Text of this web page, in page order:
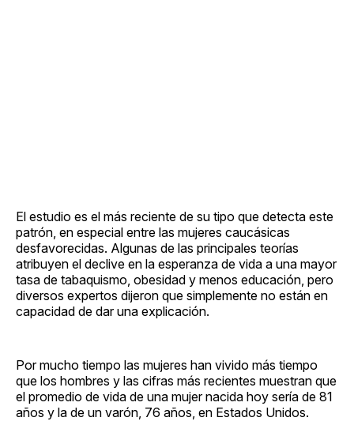
El estudio es el más reciente de su tipo que detecta este
patrón, en especial entre las mujeres caucásicas
desfavorecidas. Algunas de las principales teorías
atribuyen el declive en la esperanza de vida a una mayor
tasa de tabaquismo, obesidad y menos educación, pero
diversos expertos dijeron que simplemente no están en
capacidad de dar una explicación.
Por mucho tiempo las mujeres han vivido más tiempo
que los hombres y las cifras más recientes muestran que
el promedio de vida de una mujer nacida hoy sería de 81
años y la de un varón, 76 años, en Estados Unidos.